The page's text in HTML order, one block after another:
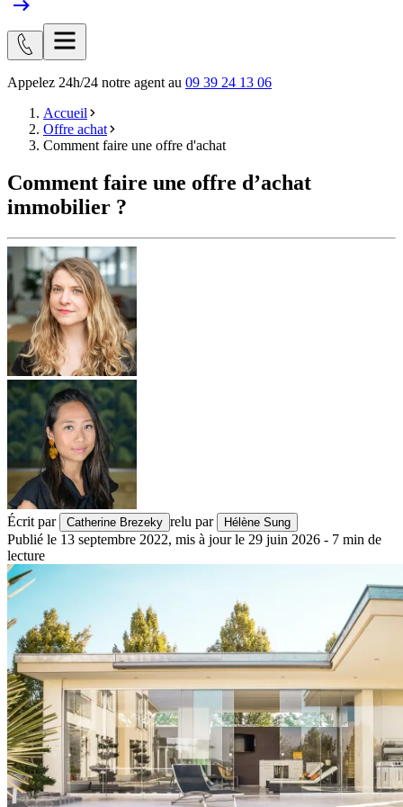
Appelez 24h/24 notre agent au 09 39 24 13 06
Accueil
Offre achat
Comment faire une offre d'achat
Comment faire une offre d’achat
immobilier ?
Écrit par Catherine Brezeky relu par Hélène Sung
Publié le 13 septembre 2022, mis à jour le 29 juin 2026 - 7 min de
lecture